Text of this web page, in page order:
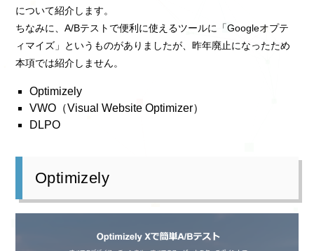
について紹介します。
ちなみに、A/Bテストで便利に使えるツールに「Googleオプテ
ィマイズ」というものがありましたが、昨年廃止になったため
本項では紹介しません。
Optimizely
VWO（Visual Website Optimizer）
DLPO
Optimizely